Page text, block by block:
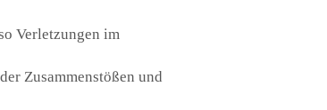
Verletzungen im
Zusammenstößen und